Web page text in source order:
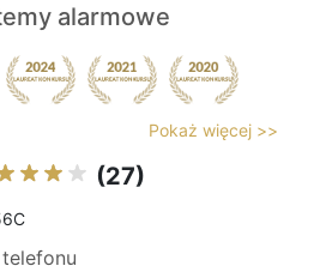
alarmowe
Pokaż więcej >>
(27)